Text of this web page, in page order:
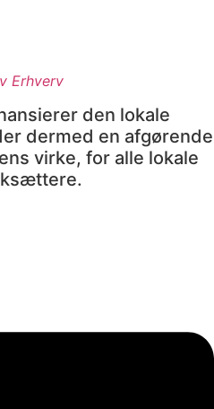
Erhverv
den lokale
dermed en afgørende
virke, for alle lokale